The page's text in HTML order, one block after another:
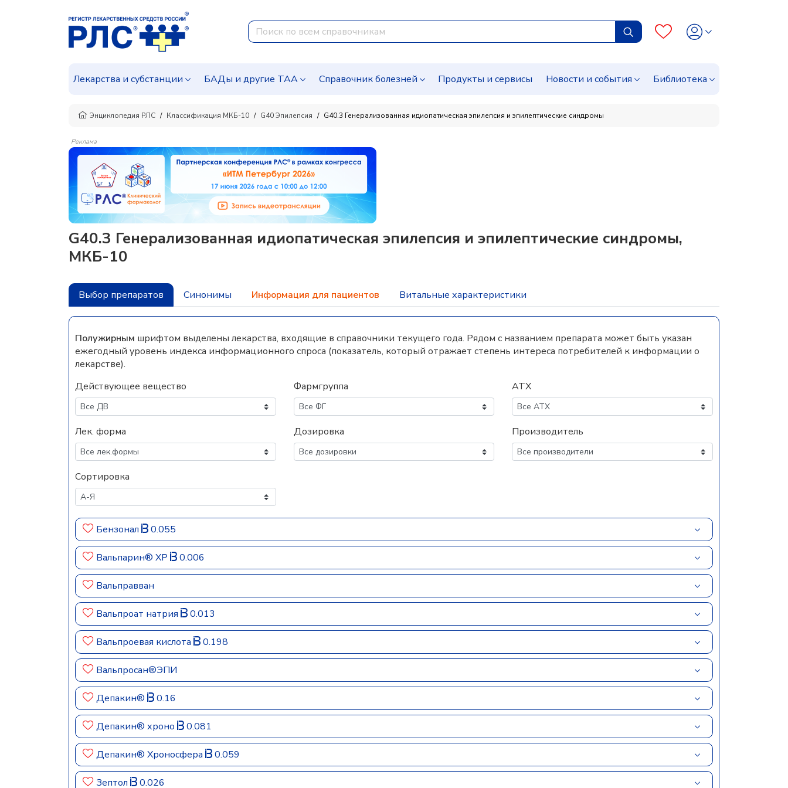
Лекарства и субстанции БАДы и другие ТАА Справочник болезней Продукты и сервисы Новости и события Библиотека
Энциклопедия РЛС Классификация МКБ-10 G40 Эпилепсия G40.3 Генерализованная идиопатическая эпилепсия и эпилептические синдромы
Реклама
G40.3 Генерализованная идиопатическая эпилепсия и эпилептические синдромы,
МКБ-10
Выбор препаратов Синонимы Информация для пациентов Витальные характеристики
Полужирным шрифтом выделены лекарства, входящие в справочники текущего года. Рядом с названием препарата может быть указан
ежегодный уровень индекса информационного спроса (показатель, который отражает степень интереса потребителей к информации о
лекарстве).
Действующее вещество
Фармгруппа АТХ
Лек. форма Дозировка Производитель
Сортировка
Бензонал 0.055
Вальпарин® ХР 0.006
Вальправван
Вальпроат натрия 0.013
Вальпроевая кислота 0.198
Вальпросан®ЭПИ
Депакин® 0.16
Депакин® хроно 0.081
Депакин® Хроносфера 0.059
Зептол 0.026